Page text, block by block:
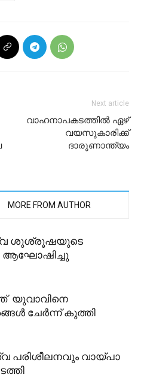
Next article
വാഹനാപകടത്തിൽ ഏഴ്
വയസുകാരിക്ക്
ദാരുണാന്ത്യം
MORE FROM AUTHOR
ശുശ്രൂഷയുടെ
ആഘോഷിച്ചു
യുവാവിനെ
ചേർന്ന് കുത്തി
പരിശീലനവും വായ്പാ